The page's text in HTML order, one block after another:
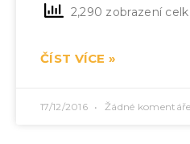
2,290 zobrazení
ČÍST VÍCE »
17/12/2016 Žádné komentáře